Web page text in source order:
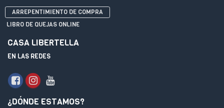
ARREPENTIMIENTO DE COMPRA
LIBRO DE QUEJAS ONLINE
CASA LIBERTELLA
EN LAS REDES
¿DÓNDE ESTAMOS?